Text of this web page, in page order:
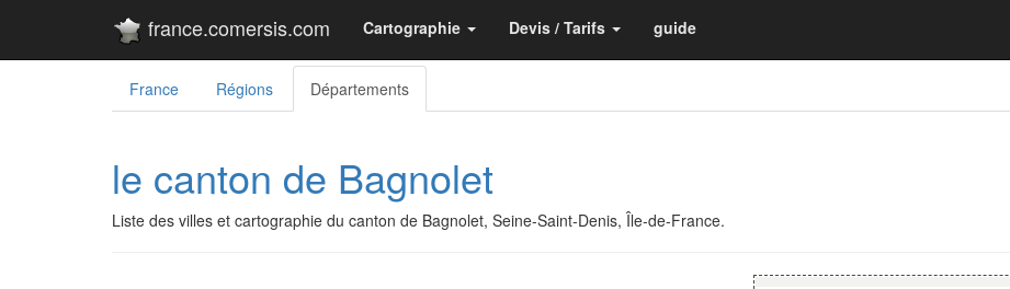
france.comersis.com Cartographie Devis / Tarifs guide
France Régions Départements
le canton de Bagnolet
Liste des villes et cartographie du canton de Bagnolet, Seine-Saint-Denis, Île-de-France.